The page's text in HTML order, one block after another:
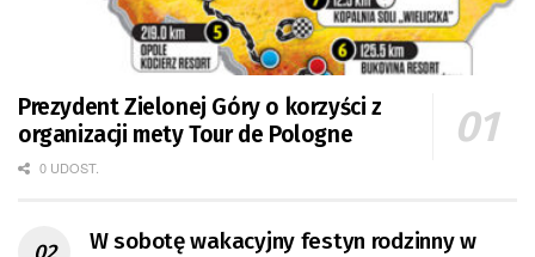
Prezydent Zielonej Góry o korzyści z
organizacji mety Tour de Pologne
0 UDOST.
W sobotę wakacyjny festyn rodzinny w